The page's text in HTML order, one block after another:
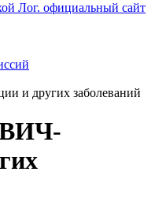
Лог. официальный сайт
и других заболеваний
ВИЧ-